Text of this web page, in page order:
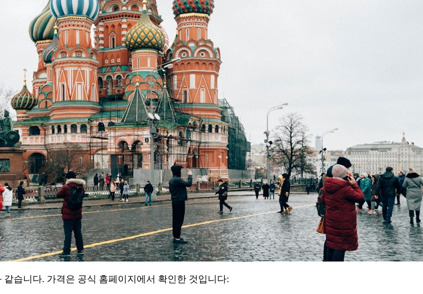
습니다. 가격은 공식 홈페이지에서 확인한 것입니다: